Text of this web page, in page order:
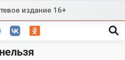
издание 16+